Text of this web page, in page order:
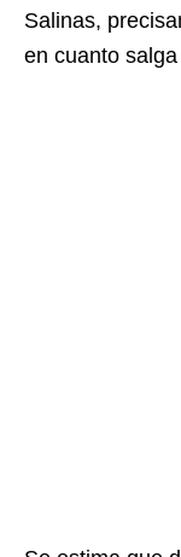
Salinas,
en cuanto